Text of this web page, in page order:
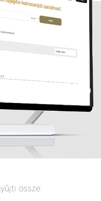
össze